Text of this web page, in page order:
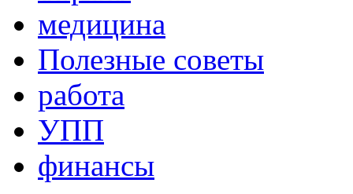
медицина
Полезные советы
работа
УПП
финансы